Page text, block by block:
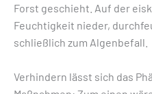
Forst geschieht. Auf der
Feuchtigkeit nieder,
schließlich zum Algenbefall.
Verhindern lässt sich das